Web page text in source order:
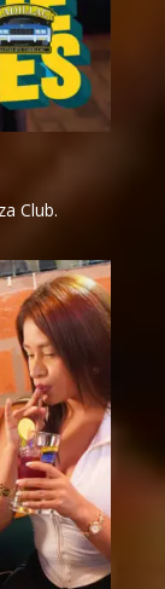
Club.